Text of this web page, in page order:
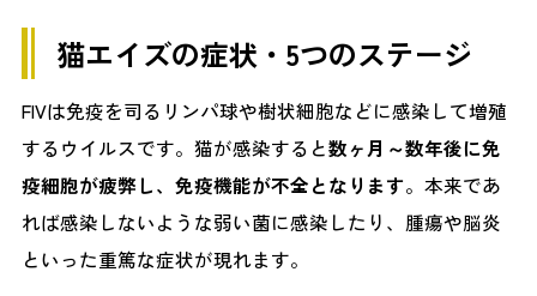
猫エイズの症状・5つのステージ
FIVは免疫を司るリンパ球や樹状細胞などに感染して増殖
するウイルスです。猫が感染すると数ヶ月～数年後に免
疫細胞が疲弊し、免疫機能が不全となります。本来であ
れば感染しないような弱い菌に感染したり、腫瘍や脳炎
といった重篤な症状が現れます。